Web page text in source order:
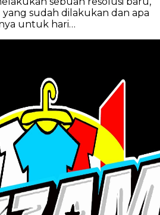
sudah dilakukan dan apa
untuk hari…